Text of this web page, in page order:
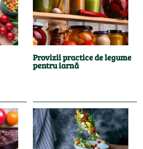
Provizii practice de legume
pentru iarnă